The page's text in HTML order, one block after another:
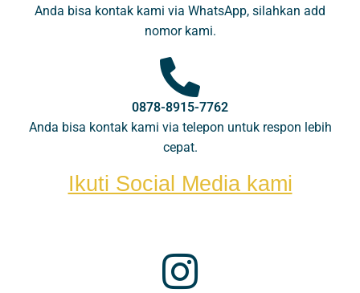
Anda bisa kontak kami via WhatsApp, silahkan add
nomor kami.
0878-8915-7762
Anda bisa kontak kami via telepon untuk respon lebih
cepat.
Ikuti Social Media kami